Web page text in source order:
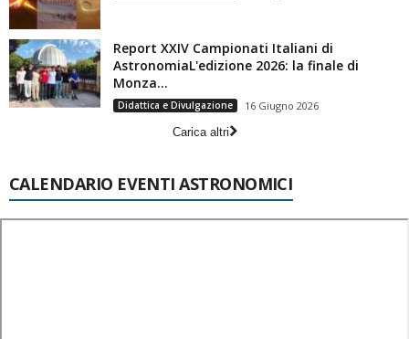
Report XXIV Campionati Italiani di
AstronomiaL'edizione 2026: la finale di
Monza...
Didattica e Divulgazione
16 Giugno 2026
Carica altri
CALENDARIO EVENTI ASTRONOMICI